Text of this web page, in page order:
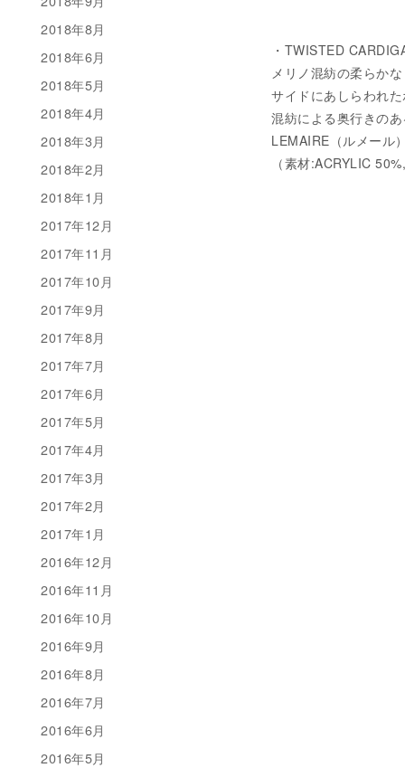
・TWISTED
メリノ混紡の柔らか
サイドにあしらわれ
混紡による奥行きの
LEMAIRE（ルメール
（素材:ACRYLIC
2018年8月
2018年6月
2018年5月
2018年4月
2018年3月
2018年2月
2018年1月
2017年12月
2017年11月
2017年10月
2017年9月
2017年8月
2017年7月
2017年6月
2017年5月
2017年4月
2017年3月
2017年2月
2017年1月
2016年12月
2016年11月
2016年10月
2016年9月
2016年8月
2016年7月
2016年6月
2016年5月